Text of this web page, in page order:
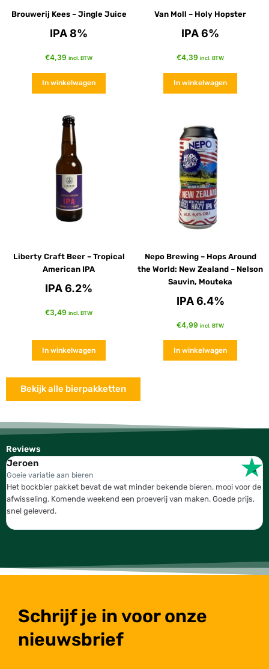
Brouwerij Kees – Jingle Juice
IPA 8%
€4,39 incl. BTW
In winkelwagen
Van Moll – Holy Hopster
IPA 6%
€4,39 incl. BTW
In winkelwagen
Liberty Craft Beer – Tropical
American IPA
IPA 6.2%
€3,49 incl. BTW
In winkelwagen
Nepo Brewing – Hops Around
the World: New Zealand – Nelson
Sauvin, Mouteka
IPA 6.4%
€4,99 incl. BTW
In winkelwagen
Bekijk alle bierpakketten
Reviews
Jeroen
Goeie variatie aan bieren
Het bockbier pakket bevat de wat minder bekende bieren, mooi voor de
afwisseling. Komende weekend een proeverij van maken. Goede prijs,
snel geleverd.
Schrijf je in voor onze
nieuwsbrief